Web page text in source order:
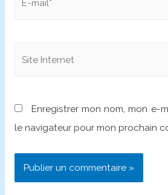
Enregistrer mon nom, mon e-
le navigateur pour mon prochain